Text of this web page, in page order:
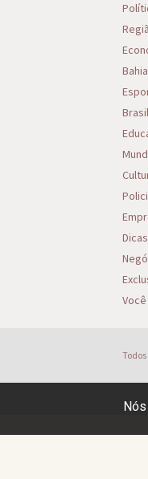
Bahia
Brasil
Dicas